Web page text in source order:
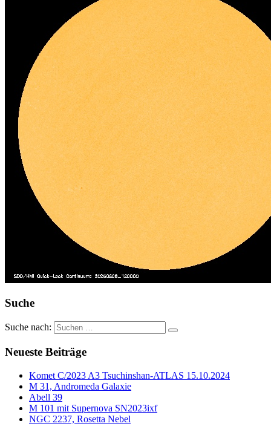
Suche
Suche nach:
Neueste Beiträge
Komet C/2023 A3 Tsuchinshan-ATLAS 15.10.2024
M 31, Andromeda Galaxie
Abell 39
M 101 mit Supernova SN2023ixf
NGC 2237, Rosetta Nebel